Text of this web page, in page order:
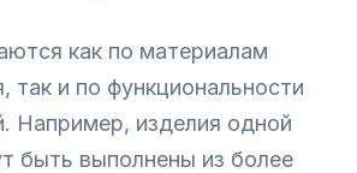
как по материалам
так и по функциональности
Например, изделия одной
быть выполнены из более